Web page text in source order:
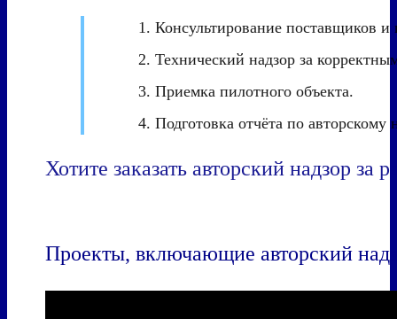
Консультирование поставщиков и
Технический надзор за
Приемка пилотного объекта.
Подготовка отчёта по авторскому
Хотите заказать авторский надзор за
Проекты, включающие авторский